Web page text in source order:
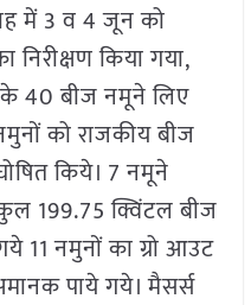
में 3 व 4 जून को
निरीक्षण किया गया,
के 40 बीज नमूने लिए
को राजकीय बीज
किये। 7 नमूने
199.75 क्विंटल बीज
11 नमुनों का ग्रो आउट
पाये गये। मैसर्स